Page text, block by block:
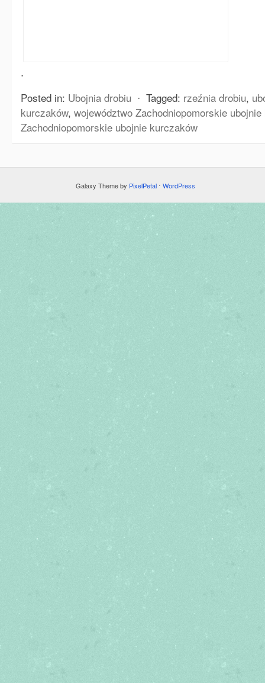
.
Posted in: Ubojnia drobiu ⋅ Tagged: rzeźnia drobiu,
kurczaków, województwo Zachodniopomorskie
Zachodniopomorskie ubojnie kurczaków
Galaxy Theme by PixelPetal ⋅ WordPress